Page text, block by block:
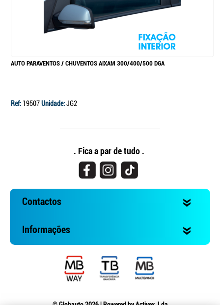
AUTO PARAVENTOS / CHUVENTOS AIXAM 300/400/500 DGA
Ref: 19507Unidade:JG2
. Fica a par de tudo .
Contactos
Informações